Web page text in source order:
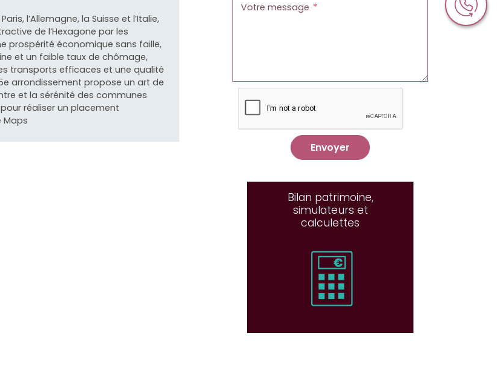
l’Allemagne, la Suisse et l’Italie,
de l’Hexagone par les
prospérité économique sans faille,
et un faible taux de chômage,
transports efficaces et une qualité
arrondissement propose un art de
et la sérénité des communes
réaliser un placement
Maps
Votre message
Envoyer
Bilan patrimoine,
simulateurs et
calculettes